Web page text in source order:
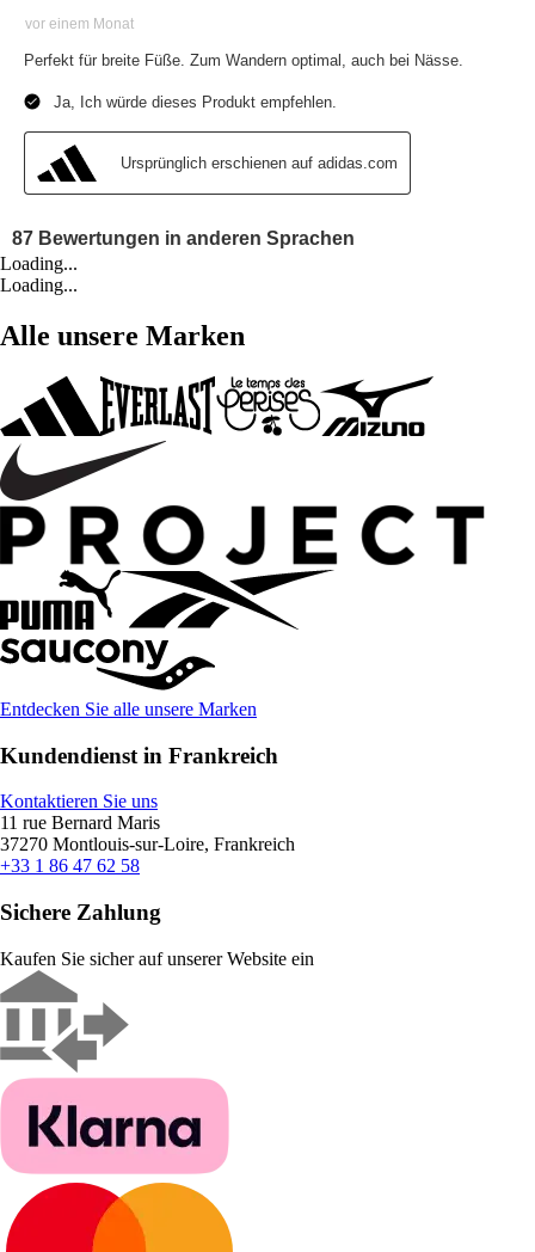
Loading...
Loading...
Alle unsere Marken
Entdecken Sie alle unsere Marken
Kundendienst in Frankreich
Kontaktieren Sie uns
11 rue Bernard Maris
37270 Montlouis-sur-Loire, Frankreich
+33 1 86 47 62 58
Sichere Zahlung
Kaufen Sie sicher auf unserer Website ein